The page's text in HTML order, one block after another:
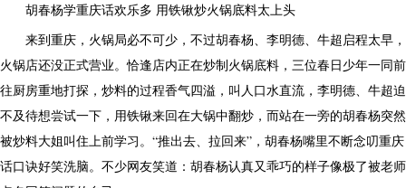
胡春杨学重庆话欢乐多 用铁锹炒火锅底料太上头
来到重庆，火锅局必不可少，不过胡春杨、李明德、牛超启程太早，
火锅店还没正式营业。恰逢店内正在炒制火锅底料，三位春日少年一同前
往厨房重地打探，炒料的过程香气四溢，叫人口水直流，李明德、牛超迫
不及待想尝试一下，用铁锹来回在大锅中翻炒，而站在一旁的胡春杨突然
被炒料大姐叫住上前学习。“推出去、拉回来”，胡春杨嘴里不断念叨重庆
话口诀好笑洗脑。不少网友笑道：胡春杨认真又乖巧的样子像极了被老师